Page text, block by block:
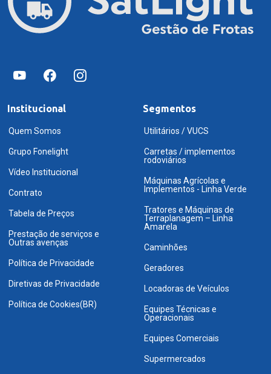
Institucional
Quem Somos
Grupo Fonelight
Vídeo Institucional
Contrato
Tabela de Preços
Prestação de serviços e
Outras avenças
Política de Privacidade
Diretivas de Privacidade
Política de Cookies(BR)
Segmentos
Utilitários / VUCS
Carretas / implementos
rodoviários
Máquinas Agrícolas e
Implementos - Linha Verde
Tratores e Máquinas de
Terraplanagem – Linha
Amarela
Caminhões
Geradores
Locadoras de Veículos
Equipes Técnicas e
Operacionais
Equipes Comerciais
Supermercados